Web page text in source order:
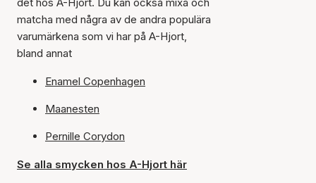
matcha med några av de andra populära
varumärkena som vi har på A-Hjort,
bland annat
Enamel Copenhagen
Maanesten
Pernille Corydon
Se alla smycken hos A-Hjort här